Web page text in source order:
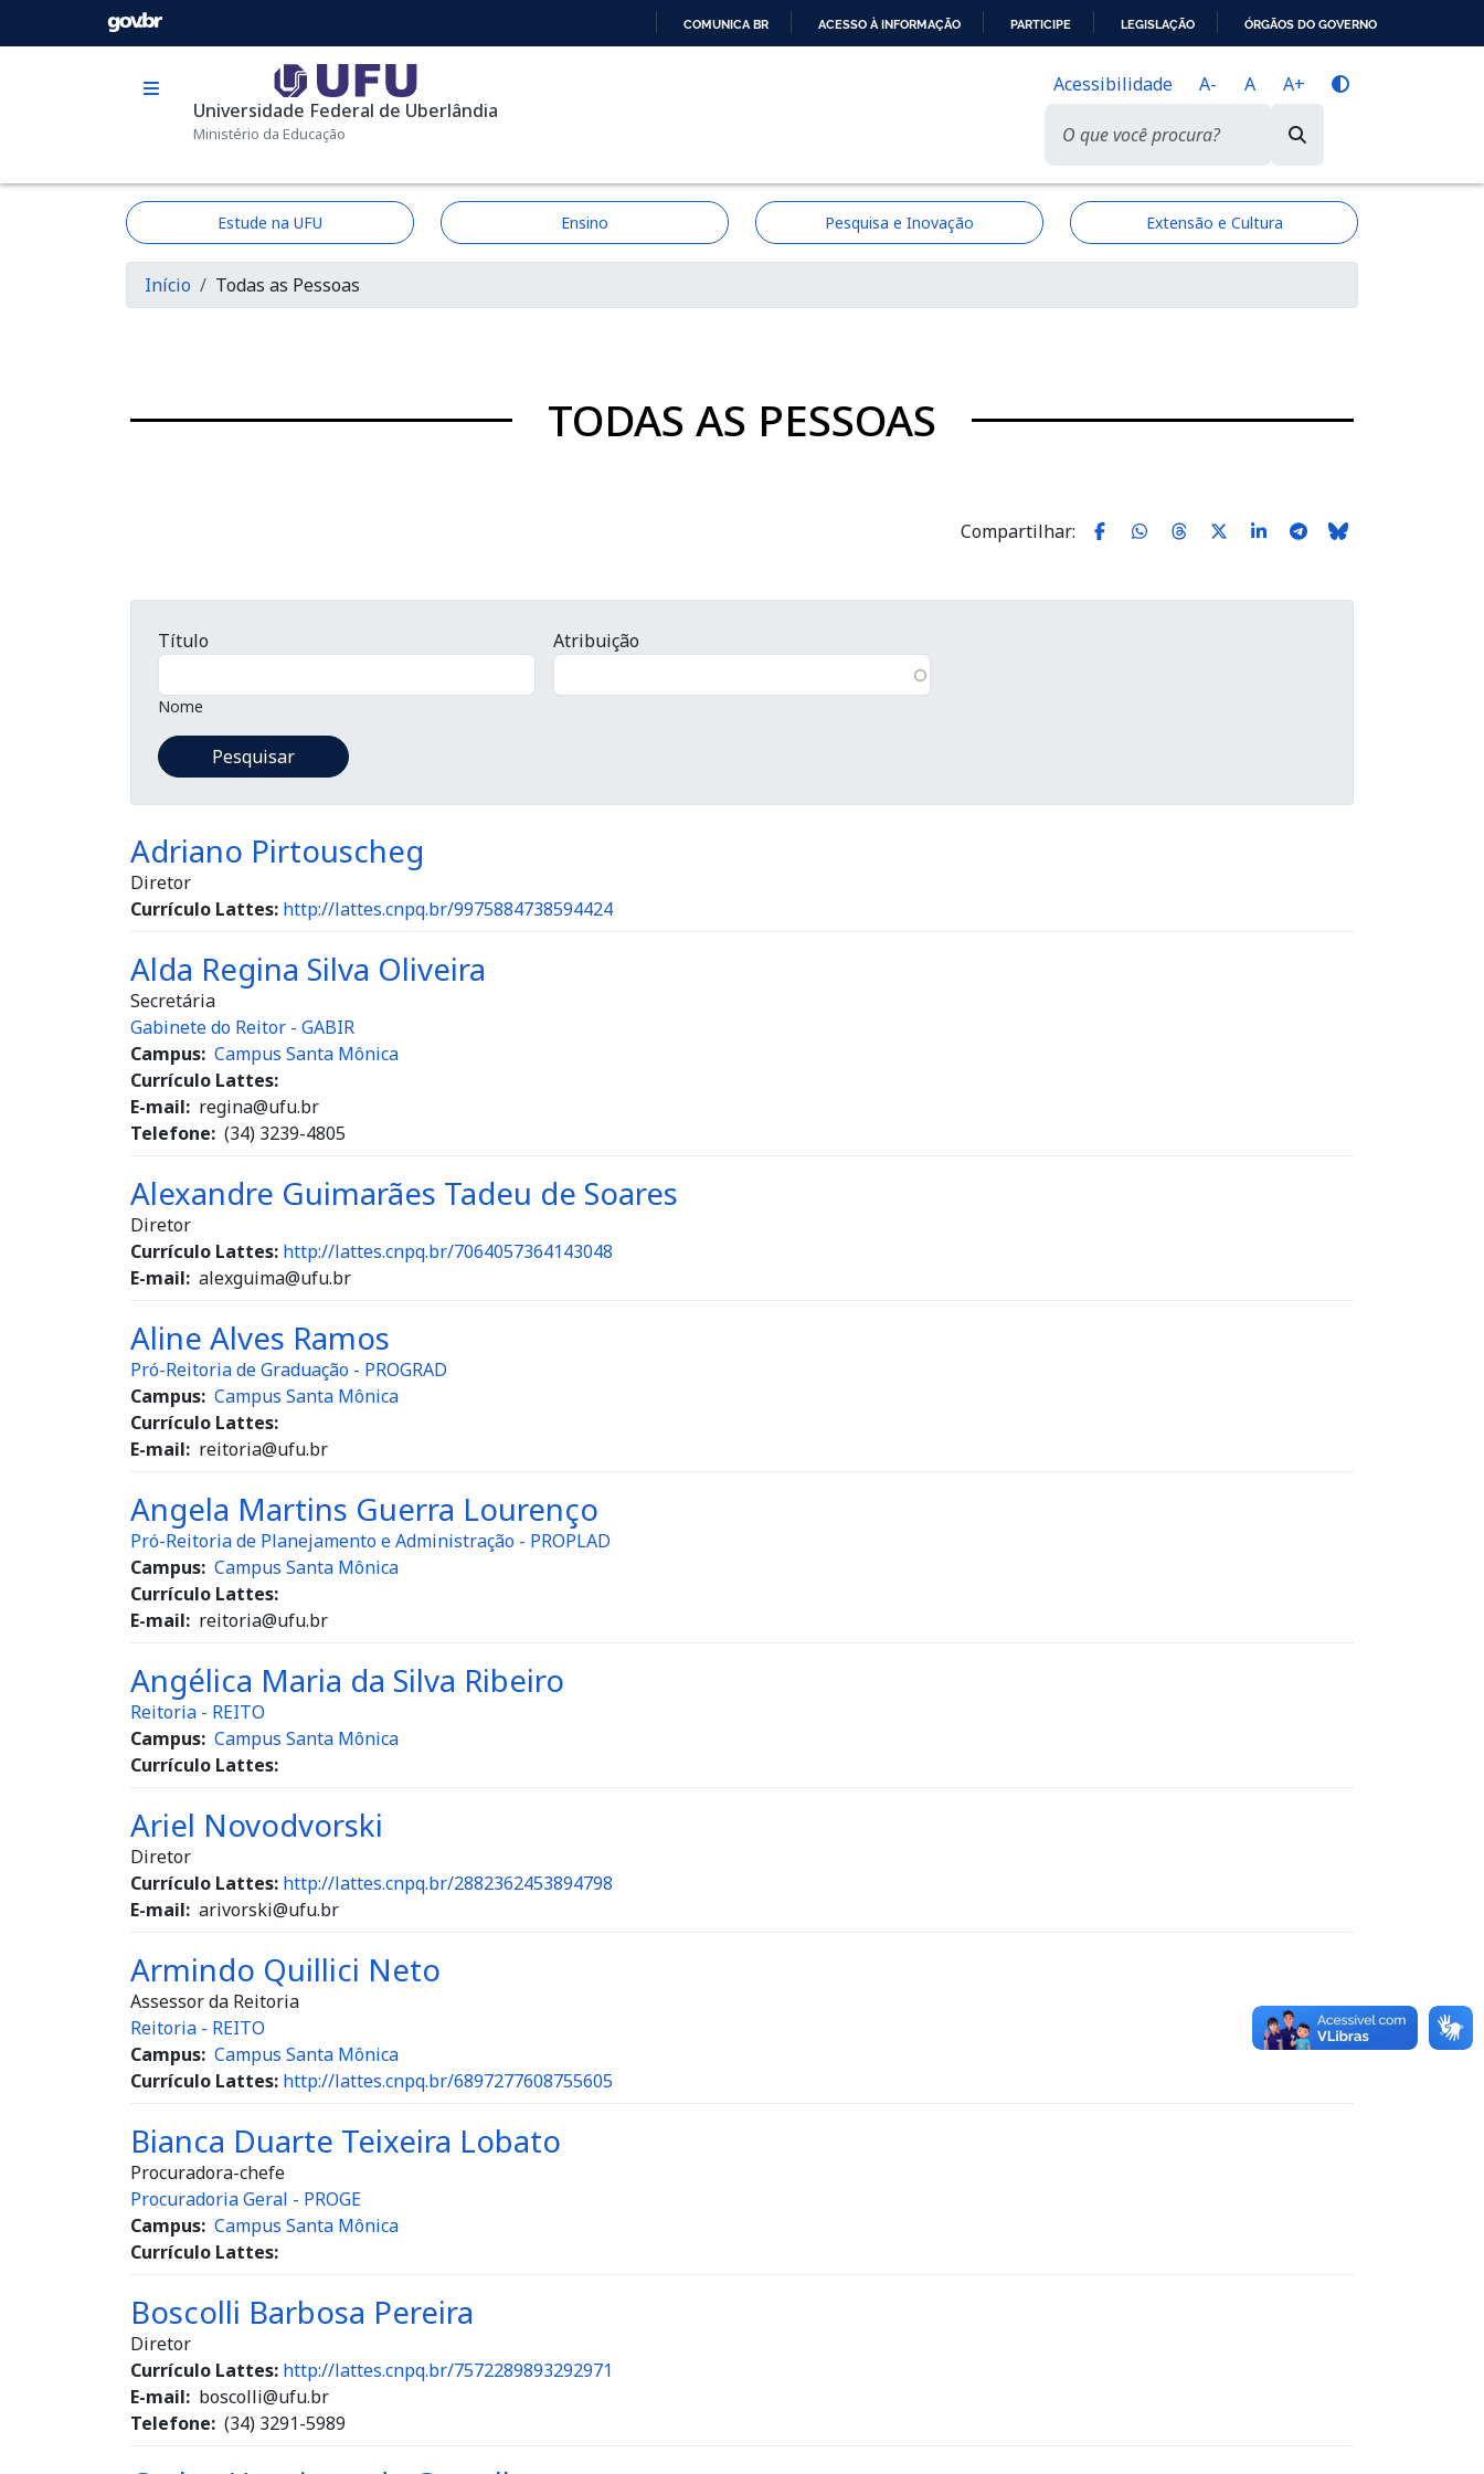
Pular para o conteúdo principal COMUNICA BR ACESSO À INFORMAÇÃO PARTICIPE LEGISLAÇÃO ÓRGÃOS DO GOVERNO
Universidade Federal de Uberlândia
Ministério da Educação
Acessibilidade A- A A+
Estude na UFU Ensino Pesquisa e Inovação Extensão e Cultura
Trilha de navegação
Início Todas as Pessoas
TODAS AS PESSOAS
Compartilhar:
Título
Nome
Atribuição
Adriano Pirtouscheg
Diretor
Currículo Lattes: http://lattes.cnpq.br/9975884738594424
Alda Regina Silva Oliveira
Secretária
Gabinete do Reitor - GABIR
Campus Campus Santa Mônica
Currículo Lattes:
E-mail
regina@ufu.br
Telefone (34) 3239-4805
Alexandre Guimarães Tadeu de Soares
Diretor
Currículo Lattes: http://lattes.cnpq.br/7064057364143048
E-mail alexguima@ufu.br
Aline Alves Ramos
Pró-Reitoria de Graduação - PROGRAD
Campus Campus Santa Mônica
Currículo Lattes:
E-mail
reitoria@ufu.br
Angela Martins Guerra Lourenço
Pró-Reitoria de Planejamento e Administração - PROPLAD
Campus Campus Santa Mônica
Currículo Lattes:
E-mail
reitoria@ufu.br
Angélica Maria da Silva Ribeiro
Reitoria - REITO
Campus Campus Santa Mônica
Currículo Lattes:
Ariel Novodvorski
Diretor
Currículo Lattes: http://lattes.cnpq.br/2882362453894798
E-mail arivorski@ufu.br
Armindo Quillici Neto
Assessor da Reitoria
Reitoria - REITO
Campus Campus Santa Mônica
Currículo Lattes: http://lattes.cnpq.br/6897277608755605
Bianca Duarte Teixeira Lobato
Procuradora-chefe
Procuradoria Geral - PROGE
Campus Campus Santa Mônica
Currículo Lattes:
Boscolli Barbosa Pereira
Diretor
Currículo Lattes: http://lattes.cnpq.br/7572289893292971
E-mail
boscolli@ufu.br
Telefone (34) 3291-5989